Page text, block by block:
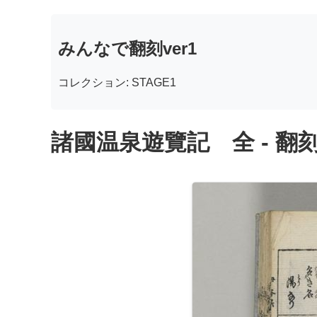
みんなで翻刻ver1
コレクション: STAGE1
諸國温泉遊覽記 全 - 翻